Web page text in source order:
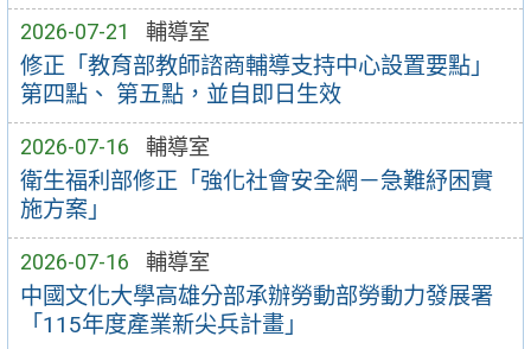
2026-07-21 輔導室
修正「教育部教師諮商輔導支持中心設置要點」
第四點、 第五點，並自即日生效
2026-07-16 輔導室
衛生福利部修正「強化社會安全網－急難紓困實
施方案」
2026-07-16 輔導室
中國文化大學高雄分部承辦勞動部勞動力發展署
「115年度產業新尖兵計畫」